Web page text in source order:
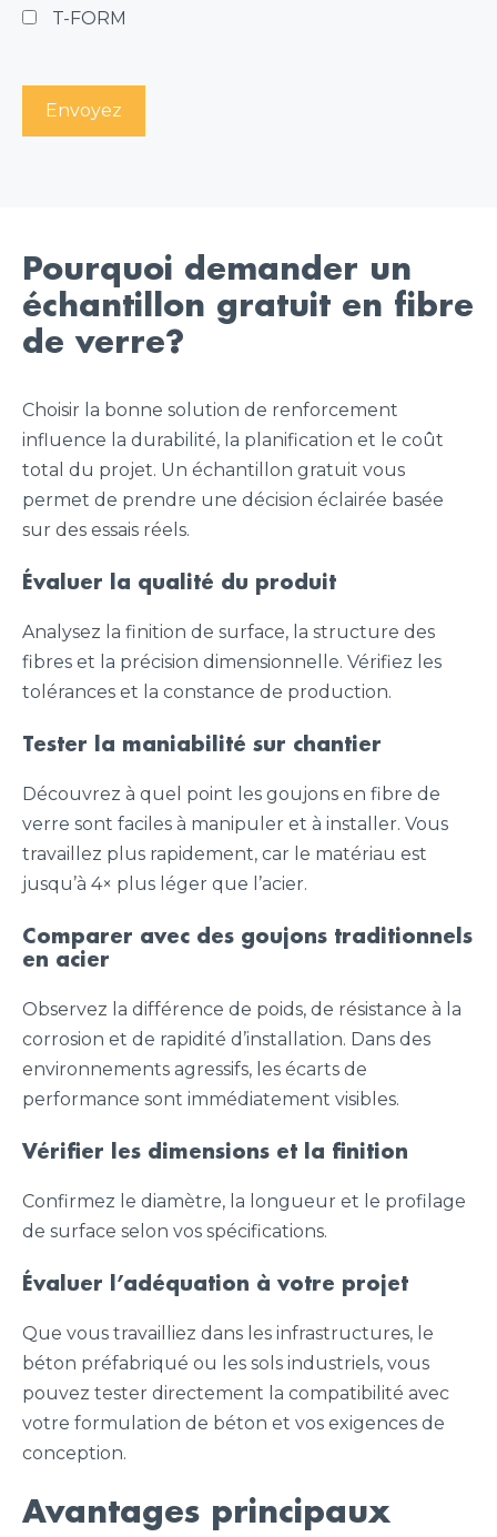
T-FORM
Pourquoi demander un
échantillon gratuit en fibre
de verre?
Choisir la bonne solution de renforcement
influence la durabilité, la planification et le coût
total du projet. Un échantillon gratuit vous
permet de prendre une décision éclairée basée
sur des essais réels.
Évaluer la qualité du produit
Analysez la finition de surface, la structure des
fibres et la précision dimensionnelle. Vérifiez les
tolérances et la constance de production.
Tester la maniabilité sur chantier
Découvrez à quel point les goujons en fibre de
verre sont faciles à manipuler et à installer. Vous
travaillez plus rapidement, car le matériau est
jusqu’à 4× plus léger que l’acier.
Comparer avec des goujons traditionnels
en acier
Observez la différence de poids, de résistance à la
corrosion et de rapidité d’installation. Dans des
environnements agressifs, les écarts de
performance sont immédiatement visibles.
Vérifier les dimensions et la finition
Confirmez le diamètre, la longueur et le profilage
de surface selon vos spécifications.
Évaluer l’adéquation à votre projet
Que vous travailliez dans les infrastructures, le
béton préfabriqué ou les sols industriels, vous
pouvez tester directement la compatibilité avec
votre formulation de béton et vos exigences de
conception.
Avantages principaux